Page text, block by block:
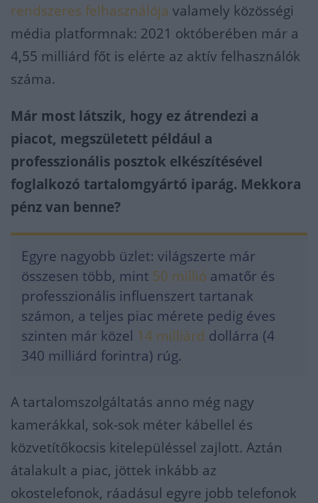
rendszeres felhasználója valamely közösségi
média platformnak: 2021 októberében már a
4,55 milliárd főt is elérte az aktív felhasználók
száma.
Már most látszik, hogy ez átrendezi a
piacot, megszületett például a
professzionális posztok elkészítésével
foglalkozó tartalomgyártó iparág. Mekkora
pénz van benne?
Egyre nagyobb üzlet: világszerte már
összesen több, mint 50 millió amatőr és
professzionális influenszert tartanak
számon, a teljes piac mérete pedig éves
szinten már közel 14 milliárd dollárra (4
340 milliárd forintra) rúg.
A tartalomszolgáltatás anno még nagy
kamerákkal, sok-sok méter kábellel és
közvetítőkocsis kitelepüléssel zajlott. Aztán
átalakult a piac, jöttek inkább az
okostelefonok, ráadásul egyre jobb telefonok